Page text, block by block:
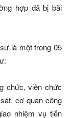
hợp đã bị bãi
là một trong 05
chức, viên chức
cơ quan công
nhiệm vụ tiến